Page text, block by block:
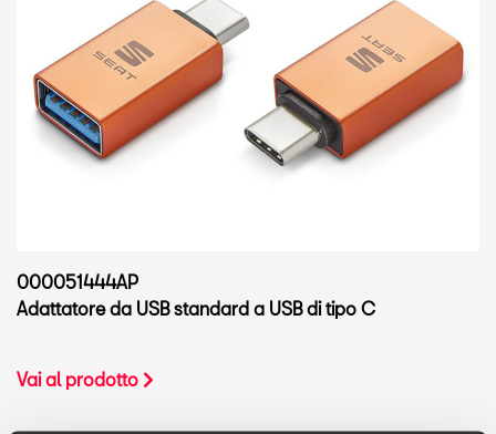
000051444AP
Adattatore da USB standard a USB di tipo C
Vai al prodotto